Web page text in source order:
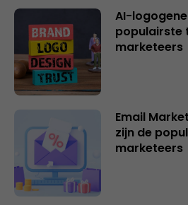
AI-
populairste
marketeers
Email
zijn de
marketeers